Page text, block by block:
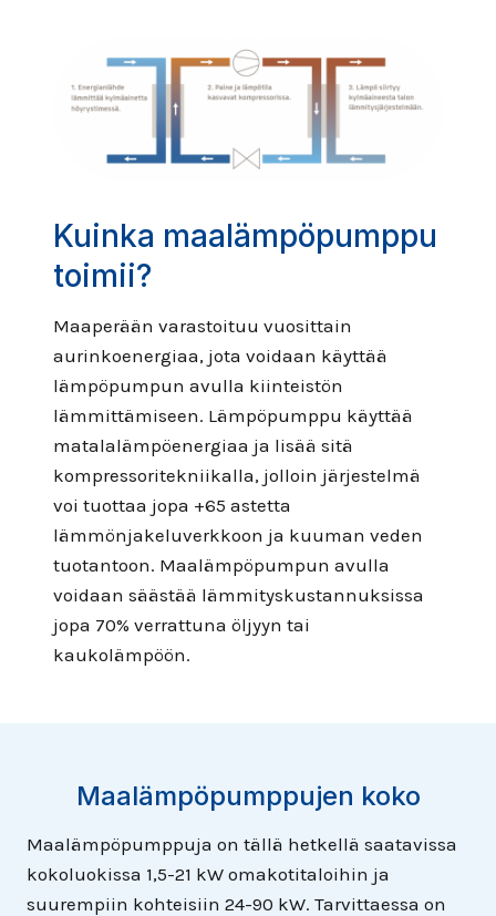
Kuinka maalämpöpumppu
toimii?
Maaperään varastoituu vuosittain
aurinkoenergiaa, jota voidaan käyttää
lämpöpumpun avulla kiinteistön
lämmittämiseen. Lämpöpumppu käyttää
matalalämpöenergiaa ja lisää sitä
kompressoritekniikalla, jolloin järjestelmä
voi tuottaa jopa +65 astetta
lämmönjakeluverkkoon ja kuuman veden
tuotantoon. Maalämpöpumpun avulla
voidaan säästää lämmityskustannuksissa
jopa 70% verrattuna öljyyn tai
kaukolämpöön.
Maalämpöpumppujen koko
Maalämpöpumppuja on tällä hetkellä saatavissa
kokoluokissa 1,5-21 kW omakotitaloihin ja
suurempiin kohteisiin 24-90 kW. Tarvittaessa on